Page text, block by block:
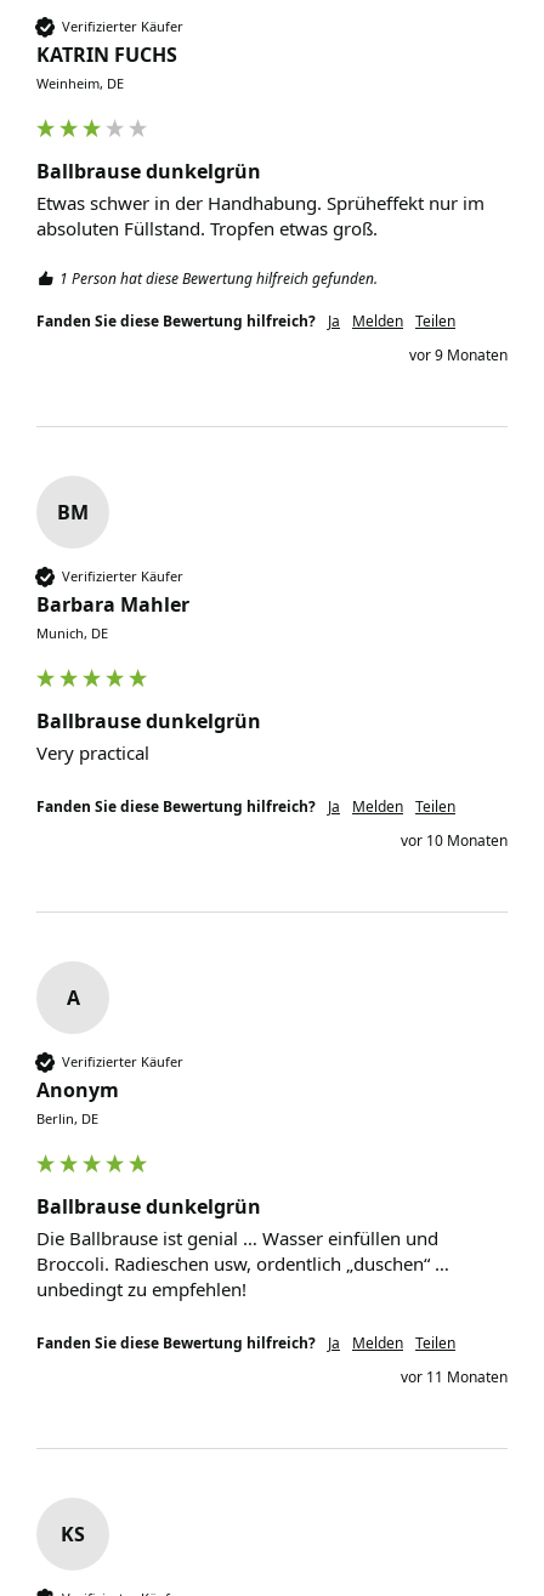
Verifizierter Käufer
KATRIN FUCHS
Weinheim, DE
Ballbrause dunkelgrün
Etwas schwer in der Handhabung. Sprüheffekt nur im
absoluten Füllstand. Tropfen etwas groß.
1 Person hat diese Bewertung hilfreich gefunden.
Fanden Sie diese Bewertung hilfreich? Ja Melden Teilen
vor 9 Monaten
BM
Verifizierter Käufer
Barbara Mahler
Munich, DE
Ballbrause dunkelgrün
Very practical
Fanden Sie diese Bewertung hilfreich? Ja Melden Teilen
vor 10 Monaten
A
Verifizierter Käufer
Anonym
Berlin, DE
Ballbrause dunkelgrün
Die Ballbrause ist genial … Wasser einfüllen und
Broccoli. Radieschen usw, ordentlich „duschen“ …
unbedingt zu empfehlen!
Fanden Sie diese Bewertung hilfreich? Ja Melden Teilen
vor 11 Monaten
KS